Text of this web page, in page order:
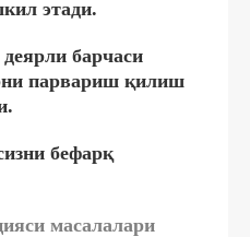
этади.
барчаси
парвариш қилиш
бефарқ
масалалари